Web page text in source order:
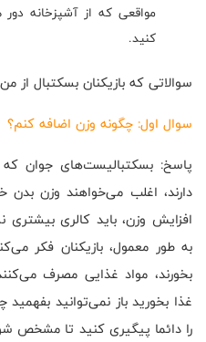
مواقعی که از آشپزخانه
کنید.
سوالاتی که بازیکنان بسکتبال از
سوال اول: چگونه وزن اضافه کنم؟
پاسخ: بسکتبالیست‌های جوان
دارند، اغلب می‌خواهند وزن بدن
افزایش وزن، باید کالری
به طور معمول، بازیکنان فکر
بخورند، مواد غذایی مصرف
غذا بخورید باز نمی‌توانید
را دائما پیگیری کنید تا مشخص